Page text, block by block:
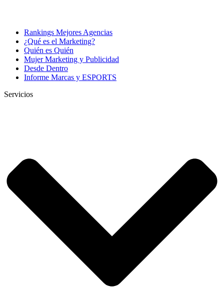
Rankings Mejores Agencias
¿Qué es el Marketing?
Quién es Quién
Mujer Marketing y Publicidad
Desde Dentro
Informe Marcas y ESPORTS
Servicios